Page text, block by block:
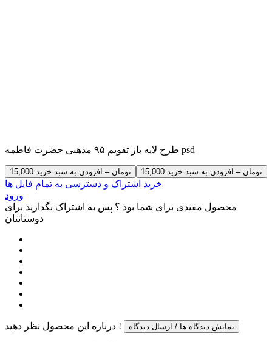
طرح لایه باز تقویم ۹۵ مذهبی حضرت فاطمه psd
15,000 تومان – افزودن به سبد خرید
خرید اشتراک و دسترسی به تمام فایل ها
ورود
محصول مفیدی برای شما بود ؟ پس به اشتراک بگذارید برای
دوستانتان
درباره این محصول نظر دهید ! نمایش دیدگاه ها / ارسال دیدگاه